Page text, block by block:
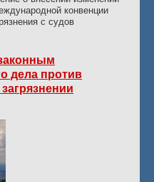
конвенции
с судов
дела против